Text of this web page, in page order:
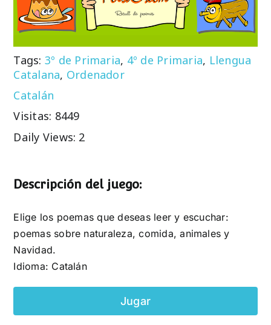
Tags: 3º de Primaria, 4º de Primaria, Llengua
Catalana, Ordenador
Catalán
Visitas: 8449
Daily Views: 2
Descripción del juego:
Elige los poemas que deseas leer y escuchar:
poemas sobre naturaleza, comida, animales y
Navidad.
Idioma: Catalán
Jugar